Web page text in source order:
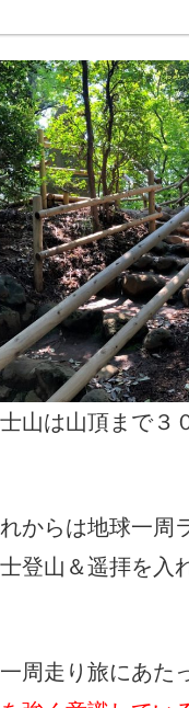
山は山頂まで３
からは地球一周
登山＆遥拝を入
周走り旅にあた